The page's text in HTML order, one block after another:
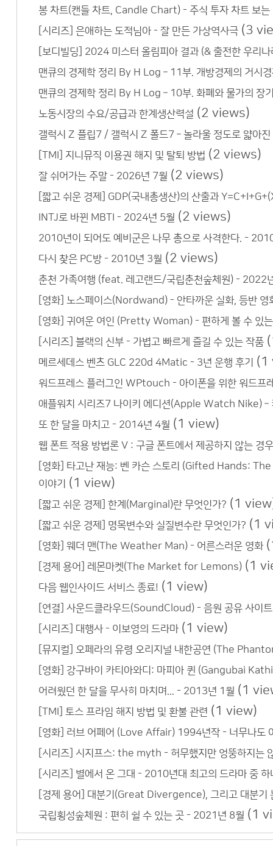
봉 차트(캔들 차트, Candle Chart) - 주식 투자 차트 보는
[시리즈] 은애하는 도적님아 - 잘 만든 가상역사극 (3
[보디빌딩] 2024 미스터 올림피아 결과 (& 출전한 우리나
맨큐의 경제학 정리 By H Log – 11부. 개방경제의 거시
맨큐의 경제학 정리 By H Log – 10부. 화폐와 물가의 장
노동시장의 수요/공급과 한계생산력설 (2 views)
갤럭시 Z 플립7 / 갤럭시 Z 폴드7 – 놀라울 정도로 얇아
[TMI] 지니뮤직 이용권 해지 및 탈퇴 방법 (2 views)
잘 쉬어가는 주말 - 2026년 7월 (2 views)
[짧고 쉬운 경제] GDP(국내총생산)의 산출과
INTJ로 바뀐 MBTI - 2024년 5월 (2 views)
2010년이 되어도 예비군은 나무 총으로 사격한다. -
다시 찾은 PC방 - 2010년 3월 (2 views)
춘천 가족여행 (feat. 레고랜드/국립춘천숲체원) - 2022
[영화] 노스페이스(Nordwand) - 안타까운 실화, 등반 영
[영화] 귀여운 여인 (Pretty Woman) - 편하게 볼 수 있
[시리즈] 블랙의 신부 - 가볍고 빠르게 즐길 수 있는 작품
메르세데스 벤츠 GLC 220d 4Matic - 3년 운행 후기 (1
워드프레스 플러그인 WPtouch - 아이폰을 위한 워드프
애플워치 시리즈7 나이키 에디션(Apple Watch Nike) –
또 한 달을 마치고 - 2014년 4월 (1 view)
웹 폰트 적용 방법론 V : 구글 폰트에서 제공하지 않는 경
[영화] 타고난 재능: 벤 카슨 스토리 (Gifted Hands:
이야기
(1 view)
[짧고 쉬운 경제] 한계(Marginal)란 무엇인가? (1
[짧고 쉬운 경제] 명목변수와 실질변수란 무엇인가? (1
[영화] 웨더 맨(The Weather Man) - 어른스러운 영화
[경제 용어] 레몬마켓(The Market for Lemons) (1
다음 웹인사이드 서비스 종료! (1 view)
[연결] 사운드클라우드(SoundCloud) - 음원 공유 사이
[시리즈] 대행사 - 이보영의 드라마 (1 view)
[뮤지컬] 오페라의 유령 오리지널 내한공연 (The
[영화] 강구바이 카티아와디: 마피아 퀸 (Gangubai
어려웠던 한 달을 무사히 마치며... - 2013년 1월 (1
[TMI] 토스 프라임 해지 방법 및 환불 관련 (1 view)
[영화] 러브 어페어 (Love Affair) 1994년작 - 너무나도
[시리즈] 시지프스: the myth - 허무했지만 엉뚱하지는
[시리즈] 별에서 온 그대 - 2010년대 최고의 드라마 중 하
[경제 용어] 대분기(Great Divergence), 그리고 대분기
국립횡성숲체원 : 편히 쉴 수 있는 곳 - 2021년 8월 (1